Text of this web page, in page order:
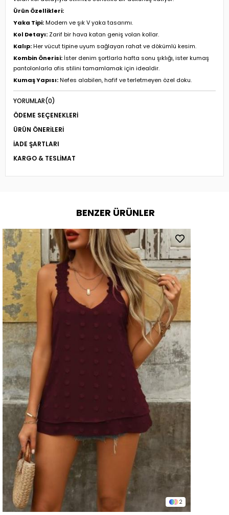
Ürün Özellikleri:
Yaka Tipi:Modern ve şık V yaka tasarımı.
Kol Detayı: Zarif bir hava katan geniş volan kollar.
Kalıp:Her vücut tipine uyum sağlayan rahat ve dökümlü kesim.
Kombin Önerisi:İster denim şortlarla hafta sonu şıklığı, ister kumaş
pantolonlarla ofis stilini tamamlamak için idealdir.
Kumaş Yapısı:Nefes alabilen, hafif ve terletmeyen özel doku.
YORUMLAR(0)
ÖDEME SEÇENEKLERI
ÜRÜN ÖNERILERI
İADE ŞARTLARI
KARGO & TESLIMAT
BENZER ÜRÜNLER
2